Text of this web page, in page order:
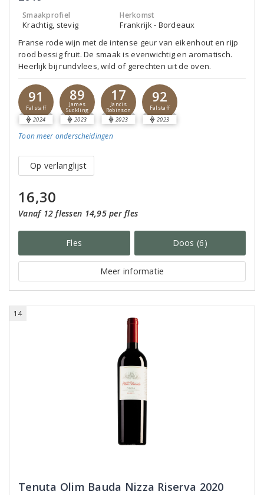
Smaakprofiel
Krachtig, stevig
Herkomst
Frankrijk - Bordeaux
Franse rode wijn met de intense geur van eikenhout en rijp
rood bessig fruit. De smaak is evenwichtig en aromatisch.
Heerlijk bij rundvlees, wild of gerechten uit de oven.
91
Falstaff
2024
89
James
Suckling
2023
17
Jancis
Robinson
2023
92
Falstaff
2023
Toon meer onderscheidingen
Op verlanglijst
16,30
Vanaf 12 flessen 14,95 per fles
Fles Doos (6)
Meer informatie
14
Tenuta Olim Bauda Nizza Riserva 2020